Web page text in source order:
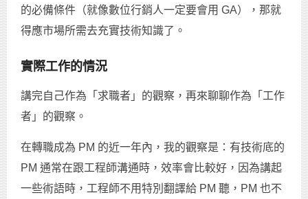
的必備條件（就像數位行銷人一定要會用 GA），那就
得應市場所需去充實技術知識了。
實際工作的情況
講完自己作為「求職者」的觀察，再來聊聊作為「工作
者」的觀察。
在轉職成為 PM 的近一年內，我的觀察是：有技術底的
PM 通常在跟工程師溝通時，效率會比較好，因為講起
一些術語時，工程師不用特別翻譯給 PM 聽，PM 也不